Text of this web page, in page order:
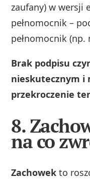
zaufany) w wersji
pełnomocnik –
pełnomocnik (np.
Brak podpisu
nieskutecznym i
przekroczenie
8.
na co
Zachowek to